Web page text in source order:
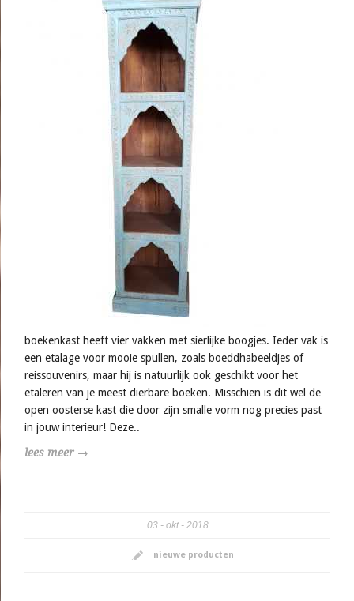
boekenkast heeft vier vakken met sierlijke boogjes. Ieder vak is
een etalage voor mooie spullen, zoals boeddhabeeldjes of
reissouvenirs, maar hij is natuurlijk ook geschikt voor het
etaleren van je meest dierbare boeken. Misschien is dit wel de
open oosterse kast die door zijn smalle vorm nog precies past
in jouw interieur! Deze..
lees meer →
03 okt 2018
nieuwe producten